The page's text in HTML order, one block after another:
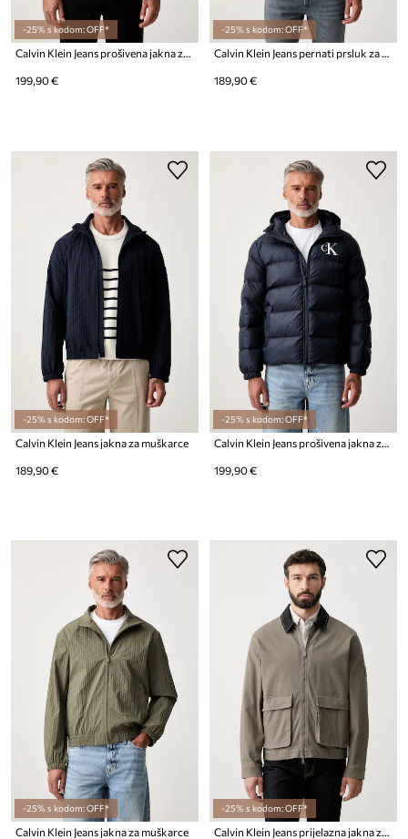
-25% s kodom: OFF*
Calvin Klein Jeans prošivena jakna za muškarce
199,90 €
-25% s kodom: OFF*
Calvin Klein Jeans pernati prsluk za muškarce
189,90 €
-25% s kodom: OFF*
Calvin Klein Jeans jakna za muškarce
189,90 €
-25% s kodom: OFF*
199,90 €
-25% s kodom: OFF*
Calvin Klein Jeans jakna za muškarce
-25% s kodom: OFF*
Calvin Klein Jeans prijelazna jakna za muškarce s pamukom